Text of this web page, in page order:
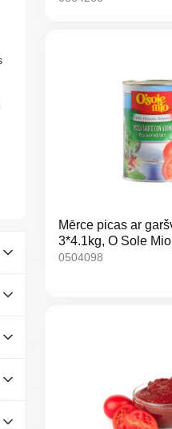
Mērce picas ar
3*4.1kg, O Sole Mio
0504098